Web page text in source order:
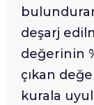
deşarj
değerinin
çıkan
kurala